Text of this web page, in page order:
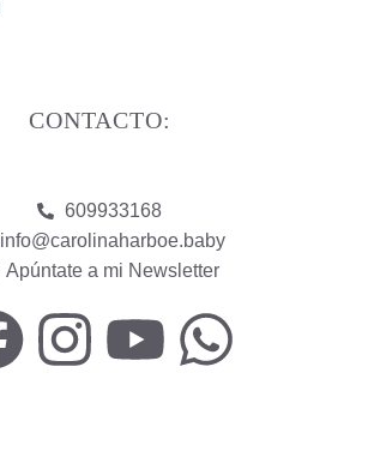
CONTACTO:
609933168
info@carolinaharboe.baby
Apúntate a mi Newsletter